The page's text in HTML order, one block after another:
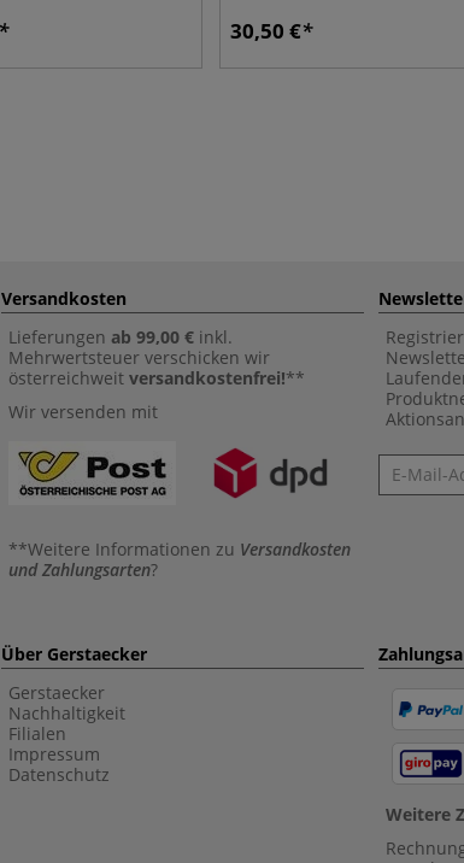
30,50 €
Versandkosten
Lieferungen ab 99,00 € inkl.
Mehrwertsteuer verschicken wir
österreichweit versandkostenfrei!**
Wir versenden mit
**Weitere Informationen zu Versandkosten
und Zahlungsarten?
Newsletter
Über Gerstaecker
Gerstaecker
Nachhaltigkeit
Filialen
Impressum
Datenschutz
Weitere